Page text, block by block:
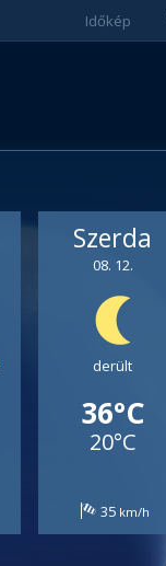
Időkép
Szerda
08. 12.
derült
36°C
20°C
35